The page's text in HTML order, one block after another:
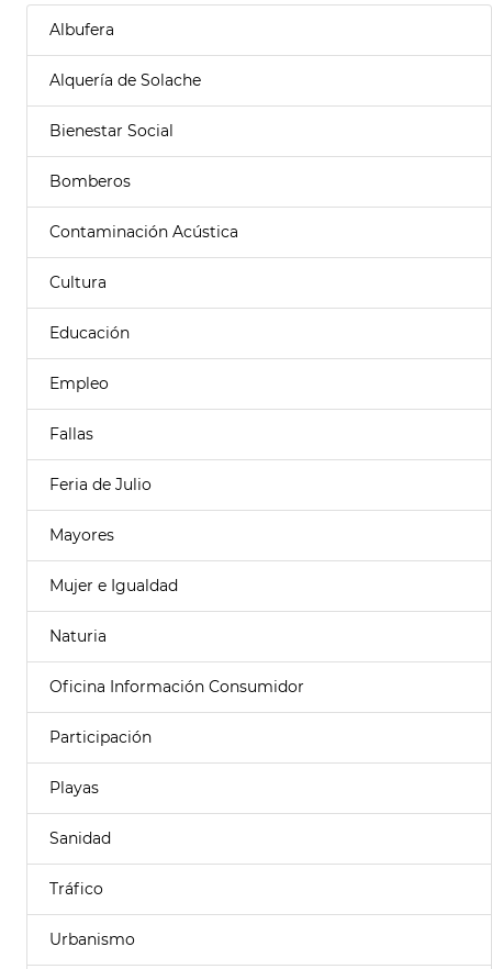
Albufera
Alquería de Solache
Bienestar Social
Bomberos
Contaminación Acústica
Cultura
Educación
Empleo
Fallas
Feria de Julio
Mayores
Mujer e Igualdad
Naturia
Oficina Información Consumidor
Participación
Playas
Sanidad
Tráfico
Urbanismo